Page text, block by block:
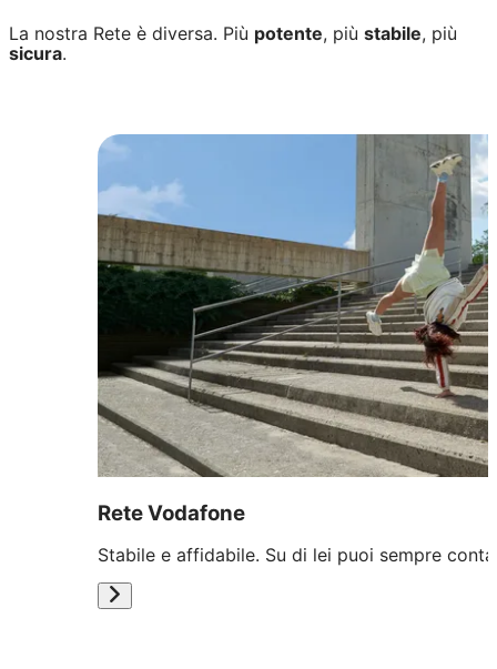
La nostra Rete è diversa. Più potente, più stabile, più
sicura.
Rete Vodafone
Stabile e affidabile. Su di lei puoi sempre